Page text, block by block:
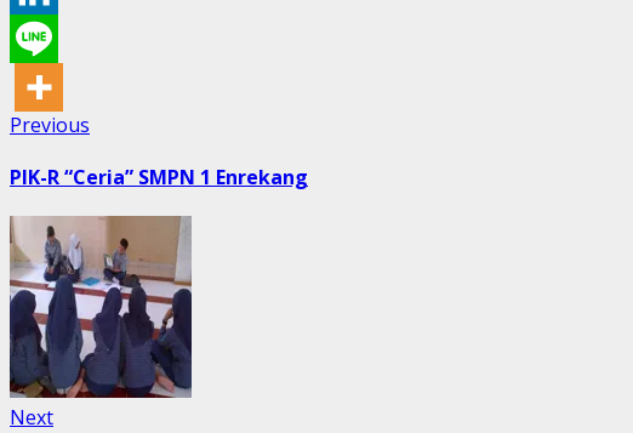
Post
navigation
Previous
PIK-R “Ceria” SMPN 1 Enrekang
NextNext